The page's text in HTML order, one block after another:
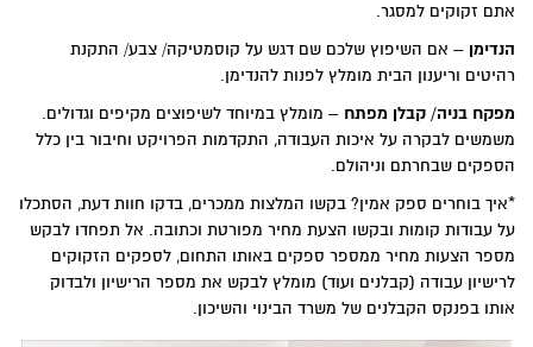
אתם זקוקים למסגר.
הנדימן – אם השיפוץ שלכם שם דגש על קוסמטיקה/ צבע/ התקנת
רהיטים וריענון הבית מומלץ לפנות להנדימן.
מפקח בניה/ קבלן מפתח – מומלץ במיוחד לשיפוצים מקיפים וגדולים.
משמשים לבקרה על איכות העבודה, התקדמות הפרויקט וחיבור בין כלל
הספקים שבחרתם וניהולם.
*איך בוחרים ספק אמין? בקשו המלצות ממכרים, בדקו חוות דעת, הסתכלו
על עבודות קומות ובקשו הצעת מחיר מפורטת וכתובה. אל תפחדו לבקש
מספר הצעות מחיר ממספר ספקים באותו התחום, לספקים הזקוקים
לרישיון עבודה (קבלנים ועוד) מומלץ לבקש את מספר הרישיון ולבדוק
אותו בפנקס הקבלנים של משרד הבינוי והשיכון.